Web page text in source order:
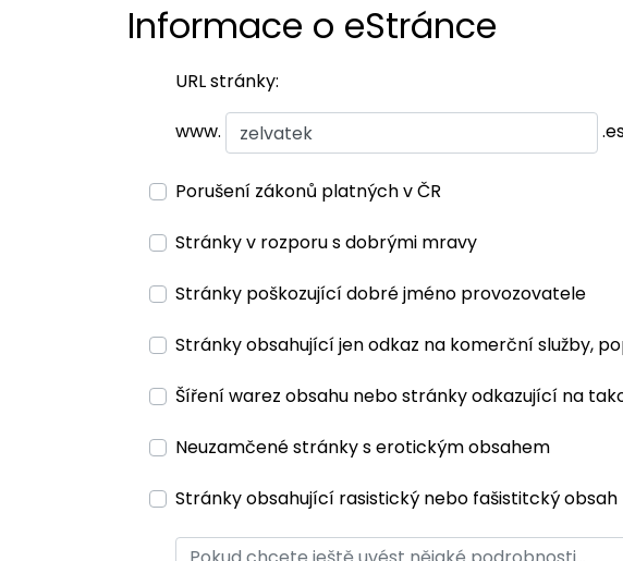
Informace o eStránce
URL stránky:
www.
Porušení zákonů platných v ČR
Stránky v rozporu s dobrými mravy
Stránky poškozující dobré jméno provozovatele
Stránky obsahující jen odkaz na komerční služby,
Šíření warez obsahu nebo stránky odkazující na
Neuzamčené stránky s erotickým obsahem
Stránky obsahující rasistický nebo fašistitcký obsah